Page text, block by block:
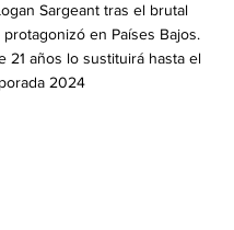
Sargeant tras el brutal
en Países Bajos.
21 años lo sustituirá hasta el
2024